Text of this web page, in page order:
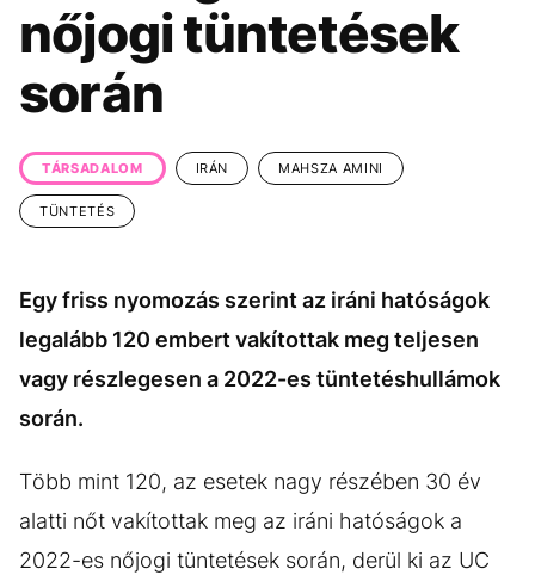
KÖZÉLET
ÉLETMÓD DESIGN
BESZÉLGETÉSEK
VIDEÓ TÖRTÉNETEK
GASZTRO
nőjogi tüntetések
során
TÁRSADALOM IRÁN MAHSZA AMINI
TÜNTETÉS
Egy friss nyomozás szerint az iráni hatóságok
legalább 120 embert vakítottak meg teljesen
vagy részlegesen a 2022-es tüntetéshullámok
során.
Több mint 120, az esetek nagy részében 30 év
alatti nőt vakítottak meg az iráni hatóságok a
2022-es nőjogi tüntetések során, derül ki az UC